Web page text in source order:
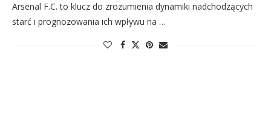
Arsenal F.C. to klucz do zrozumienia dynamiki nadchodzących
starć i prognozowania ich wpływu na …